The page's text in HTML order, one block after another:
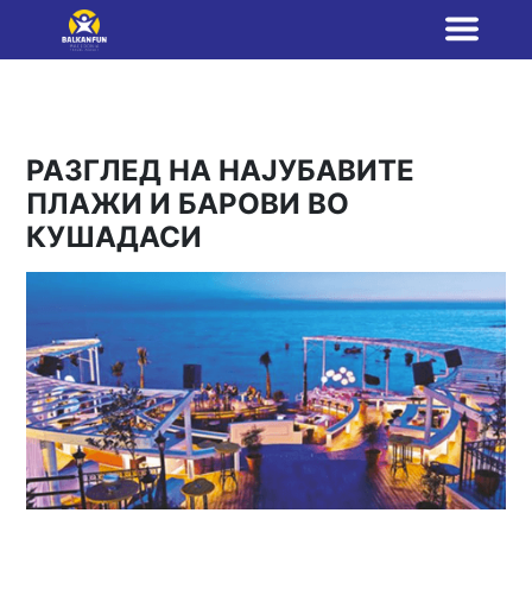
РАЗГЛЕД НА НАЈУБАВИТЕ
ПЛАЖИ И БАРОВИ ВО
КУШАДАСИ